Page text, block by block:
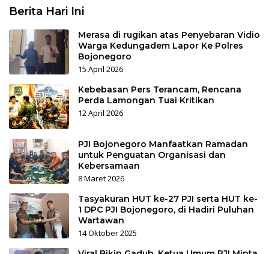
Berita Hari Ini
Merasa di rugikan atas Penyebaran Vidio
Warga Kedungadem Lapor Ke Polres
Bojonegoro
15 April 2026
Kebebasan Pers Terancam, Rencana
Perda Lamongan Tuai Kritikan
12 April 2026
PJI Bojonegoro Manfaatkan Ramadan
untuk Penguatan Organisasi dan
Kebersamaan
8 Maret 2026
Tasyakuran HUT ke-27 PJI serta HUT ke-
1 DPC PJI Bojonegoro, di Hadiri Puluhan
Wartawan
14 Oktober 2025